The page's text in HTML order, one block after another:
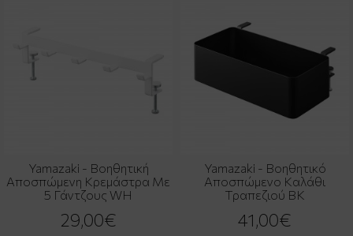
Yamazaki - Βοηθητική
Αποσπώμενη Κρεμάστρα Με
5 Γάντζους WH
29,00€
Yamazaki - Βοηθητικό
Αποσπώμενο Καλάθι
Τραπεζιού BK
41,00€